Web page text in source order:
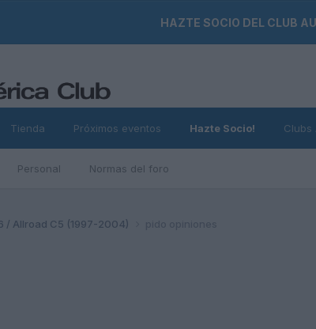
HAZTE SOCIO DEL CLUB
Personal Normas del foro
Tienda Próximos eventos Hazte Socio! Clubs
/ Allroad C5 (1997-2004)